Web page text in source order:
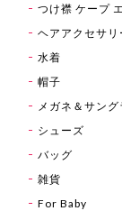
つけ襟 ケープ
ヘアアクセサリ
水着
帽子
メガネ＆サング
シューズ
バッグ
雑貨
For Baby